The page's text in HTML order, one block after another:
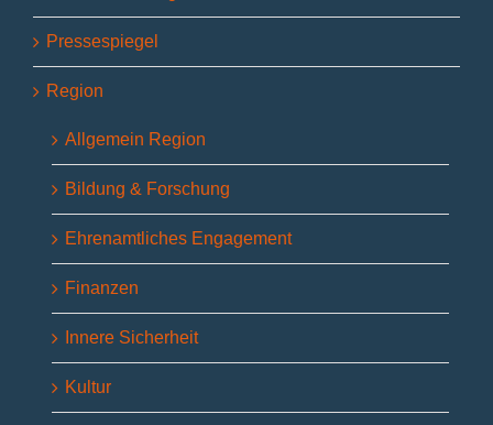
Pressespiegel
Region
Allgemein Region
Bildung & Forschung
Ehrenamtliches Engagement
Finanzen
Innere Sicherheit
Kultur